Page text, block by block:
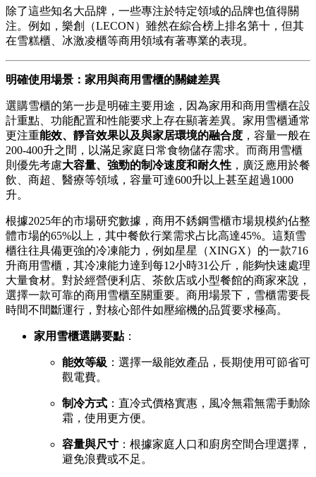
除了這些知名大品牌，一些專注於特定領域的品牌也值得關
注。例如，樂創（LECON）雖然在綜合榜上排名第十，但其
在雪糕櫃、冰激凌櫃等商用領域有著專業的表現。
明確使用場景：家用與商用雪櫃的關鍵差異
選購雪櫃的第一步是明確主要用途，因為家用和商用雪櫃在設
計重點、功能配置和性能要求上存在顯著差異。家用雪櫃通常
更注重能效、靜音效果以及與家居環境的融合度 ，容量一般在
200-400升之間，以滿足家庭日常食物儲存需求。而商用雪櫃
則優先考慮大容量、強勁的制冷速度和耐久性 ，廣泛應用於餐
飲、商超、醫療等領域，容量可達600升以上甚至超過1000
升。
根據2025年的市場研究數據，商用不銹鋼雪櫃市場規模約佔整
體市場的65%以上，其中餐飲行業需求占比高達45%。這類雪
櫃往往具備更強的冷凍能力，例如星星（XINGX）的一款716
升商用雪櫃，其冷凍能力達到每12小時31公斤，能夠快速處理
大量食材。對於經營便利店、茶飲店或小型餐館的商家來說，
選擇一款可靠的商用雪櫃至關重要。商用場景下，雪櫃需要長
時間不間斷運行，對核心部件如壓縮機的品質要求極高。
家用雪櫃選購要點：
能效等級 ：選擇一級能效產品，長期使用可節省可
觀電費。
制冷方式 ：直冷式價格實惠，風冷無霜無需手動除
霜，使用更方便。
容量與尺寸 ：根據家庭人口和廚房空間合理選擇，
避免浪費或不足。